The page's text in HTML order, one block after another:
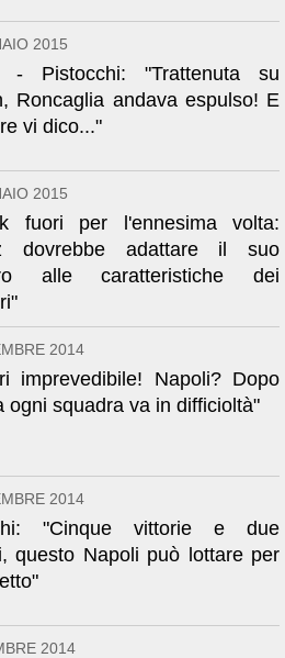
2015
- Pistocchi: "Trattenuta su
Roncaglia andava espulso! E
vi dico..."
2015
fuori per l'ennesima volta:
dovrebbe adattare il suo
alle caratteristiche dei
2014
imprevedibile! Napoli? Dopo
ogni squadra va in difficioltà"
2014
"Cinque vittorie e due
questo Napoli può lottare per
2014